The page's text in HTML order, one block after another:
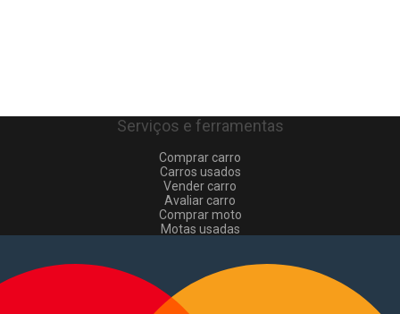
Serviços e ferramentas
Comprar carro
Carros usados
Vender carro
Avaliar carro
Comprar moto
Motas usadas
Comerciais usados
Vender comerciais
Informações